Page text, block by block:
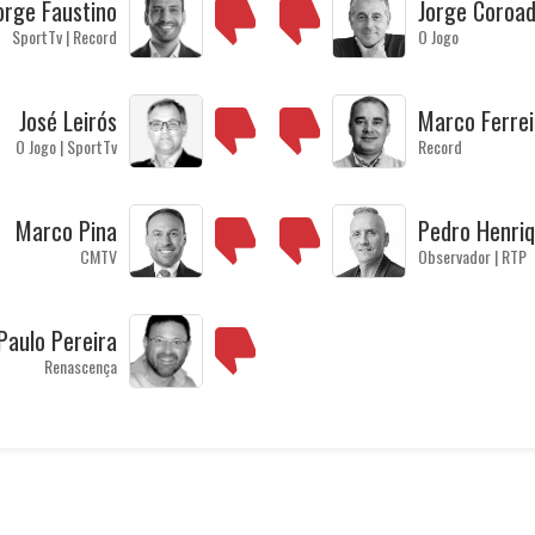
Faustino
SportTv | Record
Jorge
O Jogo
José Leirós
O Jogo | SportTv
Marco
Record
Marco Pina
CMTV
Pedro
Observador | RTP
Pereira
Renascença